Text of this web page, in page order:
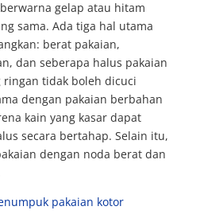
gelap atau hitam
sama. Ada tiga hal utama
berat pakaian,
dan seberapa halus pakaian
ringan tidak boleh dicuci
dengan pakaian berbahan
kain yang kasar dapat
secara bertahap. Selain itu,
dengan noda berat dan
pakaian kotor